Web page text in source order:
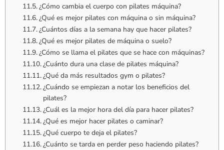
¿Cómo cambia el cuerpo con pilates máquina?
¿Qué es mejor pilates con máquina o sin máquina?
¿Cuántos días a la semana hay que hacer pilates?
¿Qué es mejor pilates de máquina o suelo?
¿Cómo se llama el pilates que se hace con máquinas?
¿Cuánto dura una clase de pilates máquina?
¿Qué da más resultados gym o pilates?
¿Cuándo se empiezan a notar los beneficios del
pilates?
¿Cuál es la mejor hora del día para hacer pilates?
¿Qué es mejor hacer pilates o caminar?
¿Qué cuerpo te deja el pilates?
¿Cuánto se tarda en perder peso haciendo pilates?